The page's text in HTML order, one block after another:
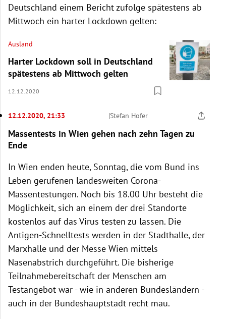
Deutschland einem Bericht zufolge spätestens ab
Mittwoch ein harter Lockdown gelten:
Ausland
Harter Lockdown soll in Deutschland
spätestens ab Mittwoch gelten
12.12.2020
12.12.2020, 21:33 |Stefan Hofer
Massentests in Wien gehen nach zehn Tagen zu
Ende
In Wien enden heute, Sonntag, die vom Bund ins
Leben gerufenen landesweiten Corona-
Massentestungen. Noch bis 18.00 Uhr besteht die
Möglichkeit, sich an einem der drei Standorte
kostenlos auf das Virus testen zu lassen. Die
Antigen-Schnelltests werden in der Stadthalle, der
Marxhalle und der Messe Wien mittels
Nasenabstrich durchgeführt. Die bisherige
Teilnahmebereitschaft der Menschen am
Testangebot war - wie in anderen Bundesländern -
auch in der Bundeshauptstadt recht mau.